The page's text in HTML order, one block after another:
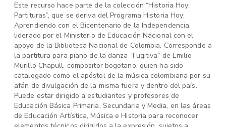
Este recurso hace parte de la colección “Historia Hoy:
Partituras”, que se deriva del Programa Historia Hoy:
Aprendiendo con el Bicentenario de la Independencia,
liderado por el Ministerio de Educación Nacional con el
apoyo de la Biblioteca Nacional de Colombia. Corresponde a
la partitura para piano de la danza “Fugitiva” de Emilio
Murillo Chapull, compositor bogotano, quien ha sido
catalogado como el apóstol de la música colombiana por su
afán de divulgación de la misma fuera y dentro del país.
Puede estar dirigido a estudiantes y profesores de
Educación Básica Primaria, Secundaria y Media, en las áreas
de Educación Artística, Música e Historia para reconocer